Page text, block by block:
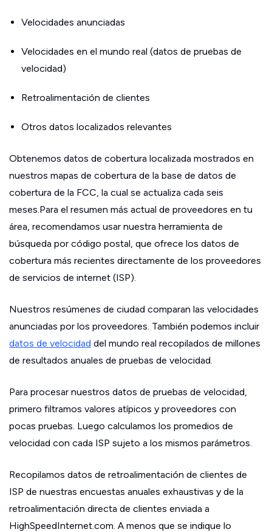
Velocidades anunciadas
Velocidades en el mundo real (datos de pruebas de
velocidad)
Retroalimentación de clientes
Otros datos localizados relevantes
Obtenemos datos de cobertura localizada mostrados en
nuestros mapas de cobertura de la base de datos de
cobertura de la FCC, la cual se actualiza cada seis
meses.Para el resumen más actual de proveedores en tu
área, recomendamos usar nuestra herramienta de
búsqueda por código postal, que ofrece los datos de
cobertura más recientes directamente de los proveedores
de servicios de internet (ISP).
Nuestros resúmenes de ciudad comparan las velocidades
anunciadas por los proveedores. También podemos incluir
datos de velocidad del mundo real recopilados de millones
de resultados anuales de pruebas de velocidad.
Para procesar nuestros datos de pruebas de velocidad,
primero filtramos valores atípicos y proveedores con
pocas pruebas. Luego calculamos los promedios de
velocidad con cada ISP sujeto a los mismos parámetros.
Recopilamos datos de retroalimentación de clientes de
ISP de nuestras encuestas anuales exhaustivas y de la
retroalimentación directa de clientes enviada a
HighSpeedInternet.com. A menos que se indique lo